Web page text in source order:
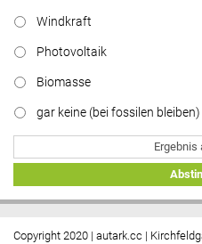
Windkraft
Photovoltaik
Biomasse
gar keine (bei fossilen bleiben)
Ergebnis
Copyright 2020 | autark.cc |